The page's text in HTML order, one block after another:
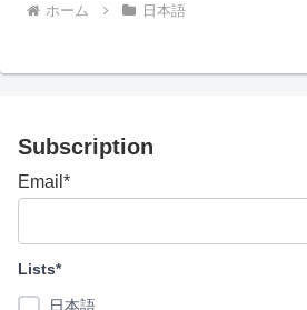
ホーム 日本語
Subscription
Email*
Lists*
日本語